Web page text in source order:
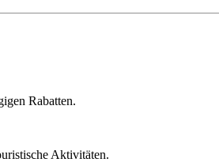
Rabatten.
Aktivitäten.